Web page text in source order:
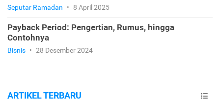
Seputar Ramadan • 8 April 2025
Payback Period: Pengertian, Rumus, hingga
Contohnya
Bisnis • 28 Desember 2024
ARTIKEL TERBARU